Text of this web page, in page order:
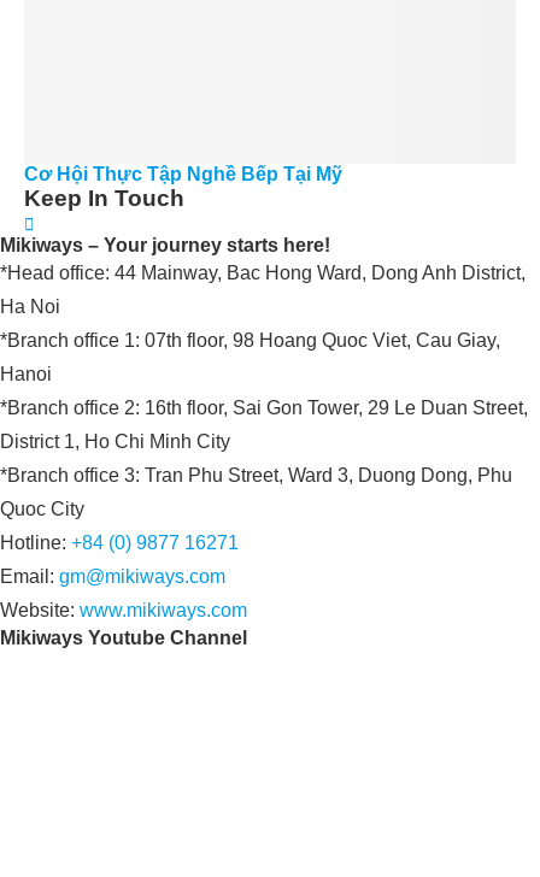
Cơ Hội Thực Tập Nghề Bếp Tại Mỹ
Keep In Touch
Mikiways – Your journey starts here!
*Head office: 44 Mainway, Bac Hong Ward, Dong Anh District,
Ha Noi
*Branch office 1: 07th floor, 98 Hoang Quoc Viet, Cau Giay,
Hanoi
*Branch office 2: 16th floor, Sai Gon Tower, 29 Le Duan Street,
District 1, Ho Chi Minh City
*Branch office 3: Tran Phu Street, Ward 3, Duong Dong, Phu
Quoc City
Hotline: +84 (0) 9877 16271
Email: gm@mikiways.com
Website: www.mikiways.com
Mikiways Youtube Channel